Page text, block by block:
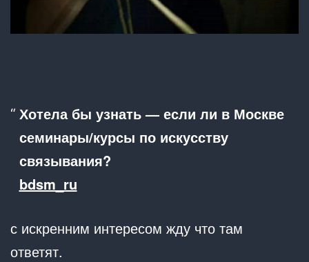
Хотела бы узнать — если ли в Москве
семинары/курсы по искусству
связывания?
bdsm_ru
с искренним интересом жду что там
ответят.